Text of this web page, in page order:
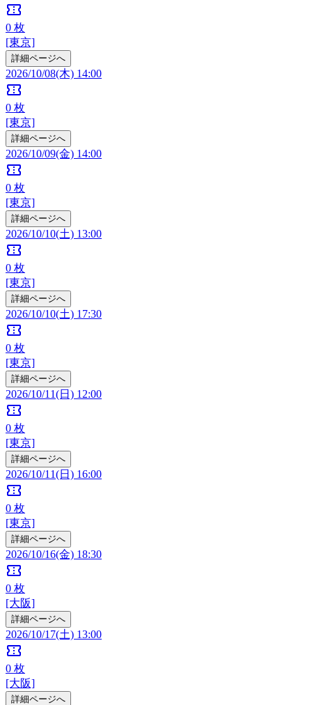
confirmation_number
0 枚
[東京]
詳細ページへ
2026/10/08(木) 14:00
confirmation_number
0 枚
[東京]
詳細ページへ
2026/10/09(金) 14:00
confirmation_number
0 枚
[東京]
詳細ページへ
2026/10/10(土) 13:00
confirmation_number
0 枚
[東京]
詳細ページへ
2026/10/10(土) 17:30
confirmation_number
0 枚
[東京]
詳細ページへ
2026/10/11(日) 12:00
confirmation_number
0 枚
[東京]
詳細ページへ
2026/10/11(日) 16:00
confirmation_number
0 枚
[東京]
詳細ページへ
2026/10/16(金) 18:30
confirmation_number
0 枚
[大阪]
詳細ページへ
2026/10/17(土) 13:00
confirmation_number
0 枚
[大阪]
詳細ページへ